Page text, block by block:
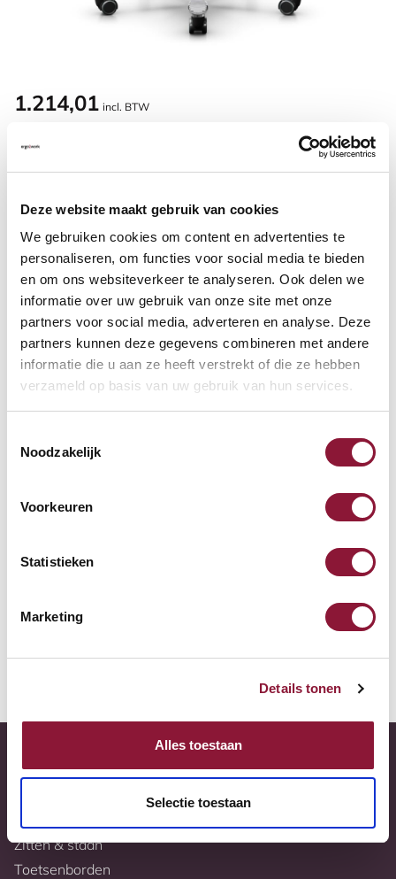
Deze website maakt gebruik van cookies
We gebruiken cookies om content en advertenties te
personaliseren, om functies voor social media te bieden
en om ons websiteverkeer te analyseren. Ook delen we
informatie over uw gebruik van onze site met onze
partners voor social media, adverteren en analyse. Deze
partners kunnen deze gegevens combineren met andere
informatie die u aan ze heeft verstrekt of die ze hebben
verzameld op basis van uw gebruik van hun services.
Noodzakelijk
Voorkeuren
Statistieken
Marketing
Details tonen
Alles toestaan
Selectie toestaan
1.214,01 incl. BTW
Aantal:
In winkelwagen
Offerte aanvragen
Toevoegen aan vergelijker
Meer informatie
Zitten & staan
Toetsenborden